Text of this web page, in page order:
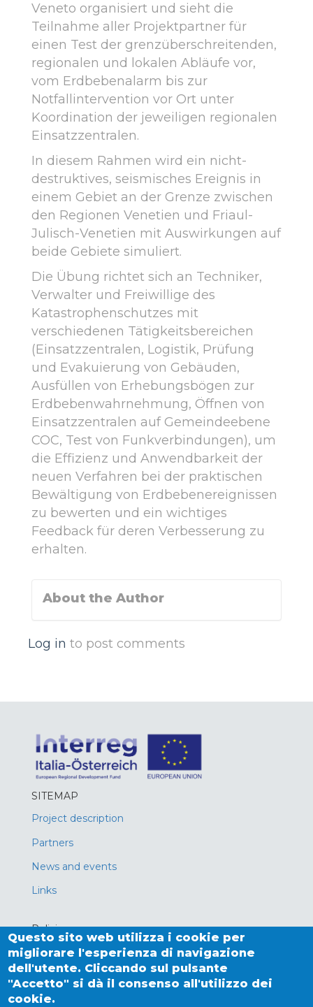
Veneto organisiert und sieht die
Teilnahme aller Projektpartner für
einen Test der grenzüberschreitenden,
regionalen und lokalen Abläufe vor,
vom Erdbebenalarm bis zur
Notfallintervention vor Ort unter
Koordination der jeweiligen regionalen
Einsatzzentralen.
In diesem Rahmen wird ein nicht-
destruktives, seismisches Ereignis in
einem Gebiet an der Grenze zwischen
den Regionen Venetien und Friaul-
Julisch-Venetien mit Auswirkungen auf
beide Gebiete simuliert.
Die Übung richtet sich an Techniker,
Verwalter und Freiwillige des
Katastrophenschutzes mit
verschiedenen Tätigkeitsbereichen
(Einsatzzentralen, Logistik, Prüfung
und Evakuierung von Gebäuden,
Ausfüllen von Erhebungsbögen zur
Erdbebenwahrnehmung, Öffnen von
Einsatzzentralen auf Gemeindeebene
COC, Test von Funkverbindungen), um
die Effizienz und Anwendbarkeit der
neuen Verfahren bei der praktischen
Bewältigung von Erdbebenereignissen
zu bewerten und ein wichtiges
Feedback für deren Verbesserung zu
erhalten.
About the Author
Log in to post comments
SITEMAP
Project description
Partners
News and events
Links
Policies
Privacy policy
Cookies
Questo sito web utilizza i cookie per
migliorare l'esperienza di navigazione
dell'utente. Cliccando sul pulsante
"Accetto" si dà il consenso all'utilizzo dei
cookie.